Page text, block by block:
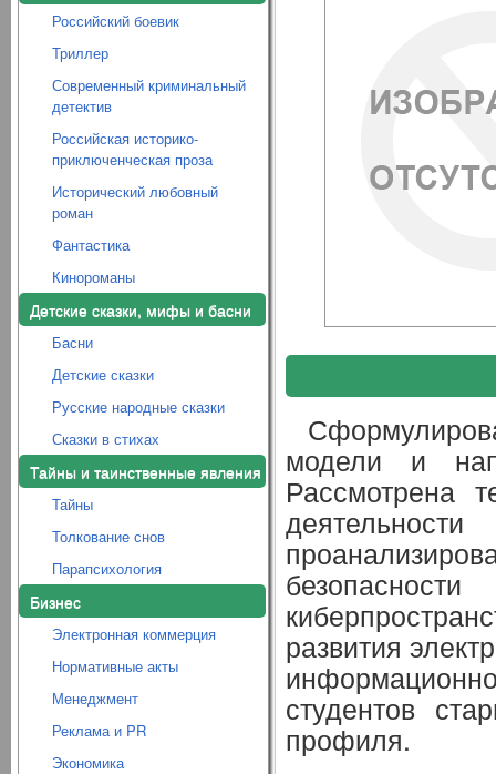
Российский боевик
Триллер
Современный криминальный
детектив
Российская историко-
приключенческая проза
Исторический любовный
роман
Фантастика
Кинороманы
Детские сказки, мифы и басни
Басни
Детские сказки
Русские народные сказки
Сказки в стихах
Тайны и таинственные явления
Тайны
Толкование снов
Парапсихология
Бизнес
Электронная коммерция
Нормативные акты
Менеджмент
Реклама и PR
Экономика
модели и
Рассмотрена
развития
студентов
профиля.